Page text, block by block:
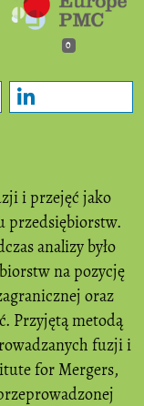
0
i przejęć jako
przedsiębiorstw.
analizy było
na pozycję
oraz
Przyjętą metodą
fuzji i
for Mergers,